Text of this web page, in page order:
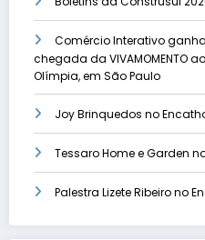
Comércio Interativo
chegada da VIVAMOMENTO
Olímpia, em São Paulo
Joy Brinquedos no
Tessaro Home e Garden
Palestra Lizete Ribeiro no